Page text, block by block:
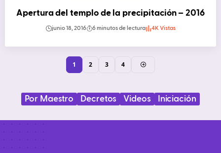
Apertura del templo de la precipitación – 2016
junio 18, 2016 6 minutos de lectura 4K Vistas
1 2 3 4
Por Maestro Decretos Videos Iniciación